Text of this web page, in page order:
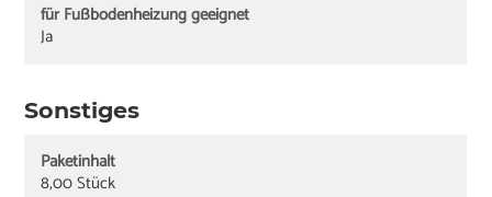
für Fußbodenheizung geeignet
Ja
Sonstiges
Paketinhalt
8,00 Stück